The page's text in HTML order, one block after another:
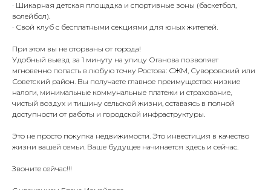
· Шикарная детская площадка и спортивные зоны (баскетбол,
волейбол).
· Свой клуб с бесплатными секциями для юных жителей.
При этом вы не оторваны от города!
Удобный выезд за 1 минуту на улицу Оганова позволяет
мгновенно попасть в любую точку Ростова: СЖМ, Суворовский или
Советский район. Вы получаете главное преимущество: низкие
налоги, минимальные коммунальные платежи и страхование,
чистый воздух и тишину сельской жизни, оставаясь в полной
доступности от работы и городской инфраструктуры.
Это не просто покупка недвижимости. Это инвестиция в качество
жизни вашей семьи. Ваше будущее начинается здесь и сейчас.
Звоните сейчас!!!